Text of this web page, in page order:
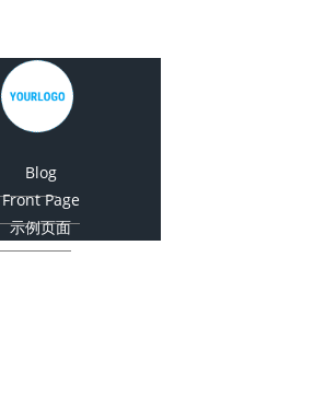
Blog
Front Page
示例页面